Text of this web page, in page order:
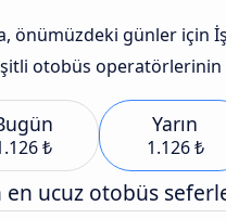
önümüzdeki günler için
otobüs
₺
Yarın
1.126 ₺
en ucuz otobüs